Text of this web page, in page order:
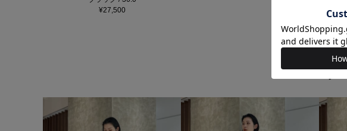
¥27,500
このス